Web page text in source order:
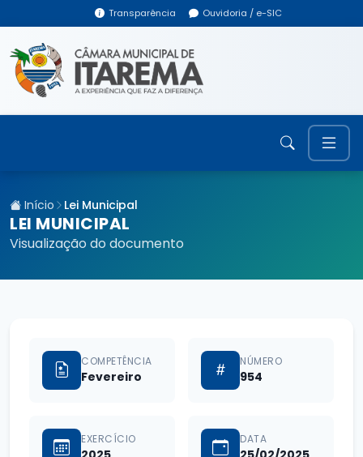
Transparência Ouvidoria / e-SIC
Início Lei Municipal
LEI MUNICIPAL
Visualização do documento
COMPETÊNCIA
Fevereiro
NÚMERO
954
EXERCÍCIO DATA